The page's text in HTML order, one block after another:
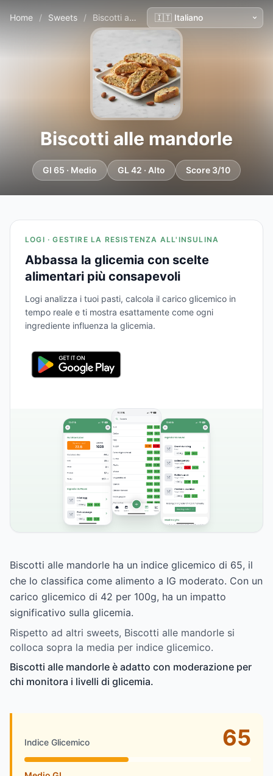
Home / Sweets / Biscotti alle mandorle
Biscotti alle mandorle
GI 65 · Medio GL 42 · Alto Score 3/10
LOGI · GESTIRE LA RESISTENZA ALL'INSULINA
Abbassa la glicemia con scelte
alimentari più consapevoli
Logi analizza i tuoi pasti, calcola il carico glicemico in
tempo reale e ti mostra esattamente come ogni
ingrediente influenza la glicemia.
Biscotti alle mandorle ha un indice glicemico di 65, il
che lo classifica come alimento a IG moderato. Con un
carico glicemico di 42 per 100g, ha un impatto
significativo sulla glicemia.
Rispetto ad altri sweets, Biscotti alle mandorle si
colloca sopra la media per indice glicemico.
Biscotti alle mandorle è adatto con moderazione per
chi monitora i livelli di glicemia.
Indice Glicemico 65